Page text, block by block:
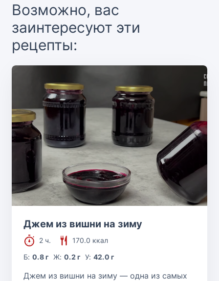
Возможно, вас
заинтересуют эти
рецепты:
Джем из вишни на зиму
2 ч.
170.0 ккал
Б:0.8 г Ж: 0.2 г У: 42.0 г
Джем из вишни на зиму — одна из самых